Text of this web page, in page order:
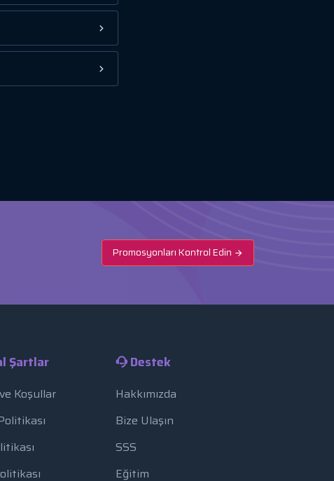
Promosyonları Kontrol Edin
Şartlar
Koşullar
Destek
Hakkımızda
Bize Ulaşın
SSS
Eğitim